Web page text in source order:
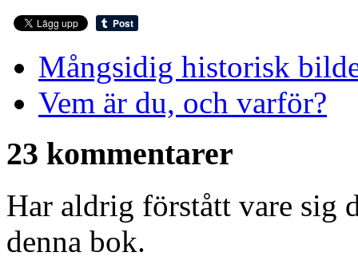
Mångsidig historisk
Vem är du, och varför?
23 kommentarer
Har aldrig förstått vare sig
denna bok.